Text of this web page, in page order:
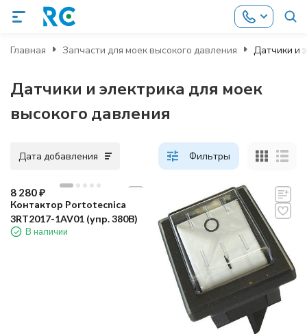
Главная Запчасти для моек высокого давления Датчики и
Датчики и электрика для моек
высокого давления
Дата добавления Фильтры
8 280₽
Контактор Portotecnica
3RT2017-1AV01 (упр. 380В)
В наличии